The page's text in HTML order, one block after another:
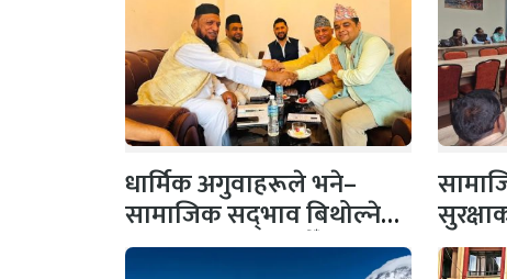
धार्मिक अगुवाहरूले भने–
सामाजिक सद्‌भाव बिथोल्ने
कार्यमा संलग्न नहोऔँ पहल,